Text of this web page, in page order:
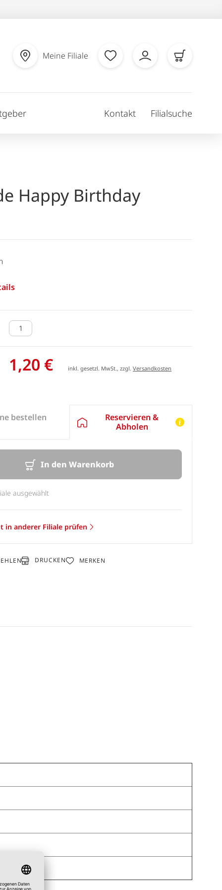
Meine Filiale
Kontakt Filialsuche
Happy Birthday
1,20 € inkl. gesetzl. MwSt., zzgl.Versandkosten
bestellen
Reservieren &
Abholen
In den Warenkorb
ausgewählt
in anderer Filiale prüfen
DRUCKEN MERKEN